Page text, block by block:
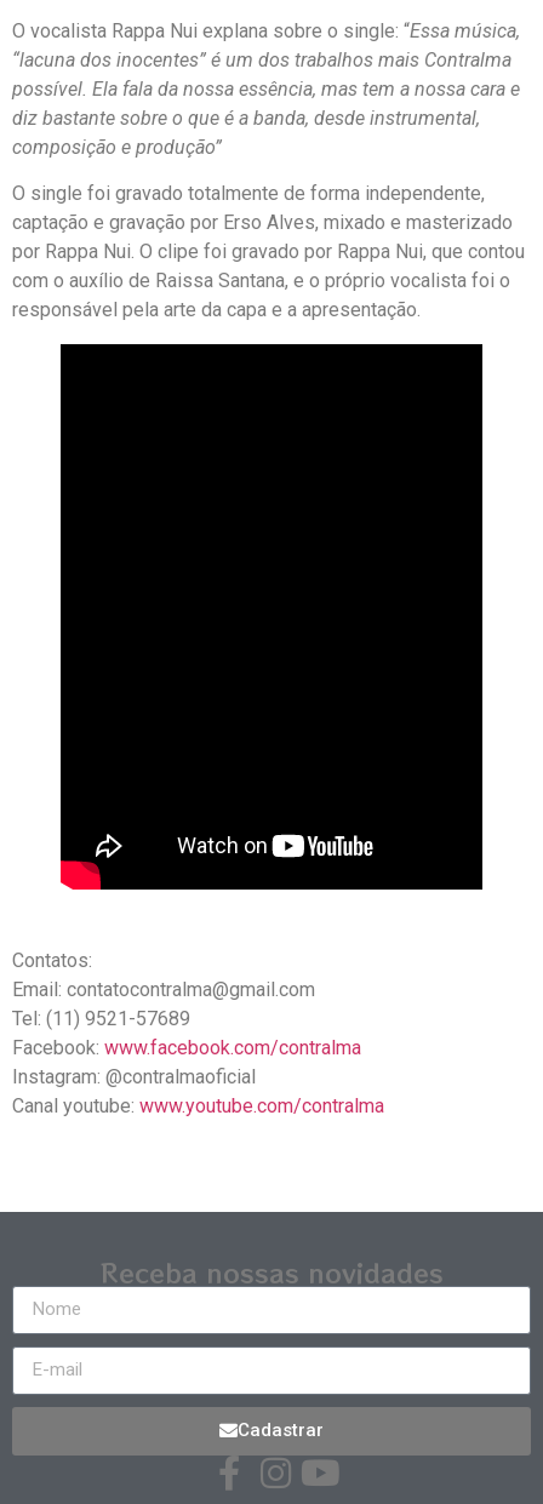
O vocalista Rappa Nui explana sobre o single: “Essa música,
“lacuna dos inocentes” é um dos trabalhos mais Contralma
possível. Ela fala da nossa essência, mas tem a nossa cara e
diz bastante sobre o que é a banda, desde instrumental,
composição e produção”
O single foi gravado totalmente de forma independente,
captação e gravação por Erso Alves, mixado e masterizado
por Rappa Nui. O clipe foi gravado por Rappa Nui, que contou
com o auxílio de Raissa Santana, e o próprio vocalista foi o
responsável pela arte da capa e a apresentação.
Contatos:
Email: contatocontralma@gmail.com
Tel: (11) 9521-57689
Facebook: www.facebook.com/contralma
Instagram: @contralmaoficial
Canal youtube: www.youtube.com/contralma
Receba nossas novidades
Cadastrar